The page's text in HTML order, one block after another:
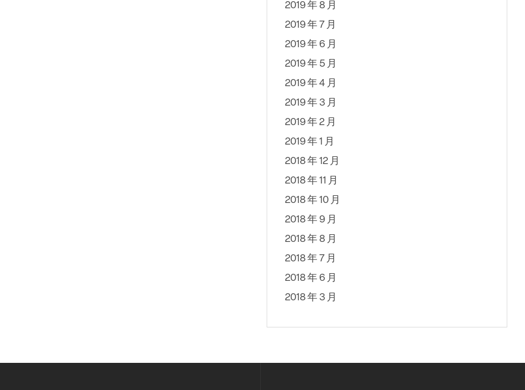
2019 年 8 月
2019 年 7 月
2019 年 6 月
2019 年 5 月
2019 年 4 月
2019 年 3 月
2019 年 2 月
2019 年 1 月
2018 年 12 月
2018 年 11 月
2018 年 10 月
2018 年 9 月
2018 年 8 月
2018 年 7 月
2018 年 6 月
2018 年 3 月